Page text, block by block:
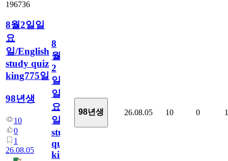
196736
8월2일일
요
일/English
study quiz
king775일
98년생
10
0
1
26.08.05
8
월
2
일
일
요
일/English
study
quiz
king775
98년생 26.08.05 10 0 1